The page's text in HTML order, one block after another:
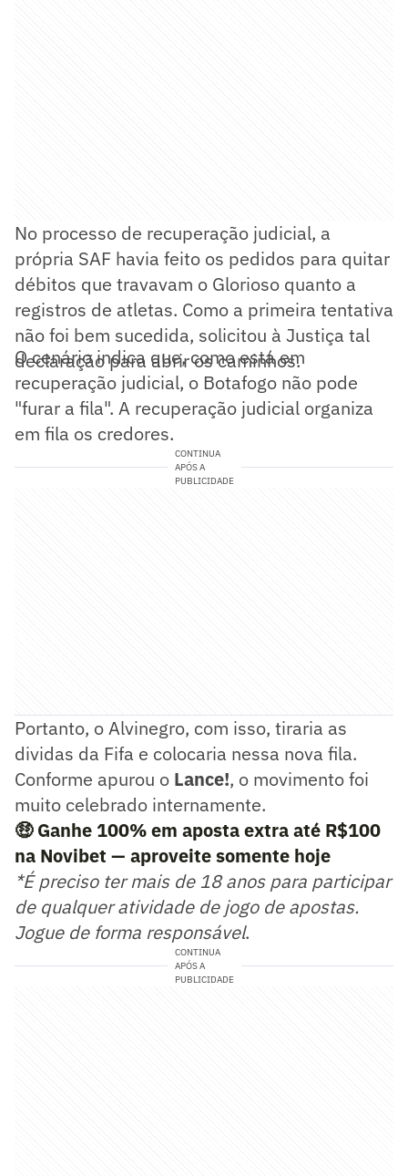
No processo de recuperação judicial, a
própria SAF havia feito os pedidos para quitar
débitos que travavam o Glorioso quanto a
registros de atletas. Como a primeira tentativa
não foi bem sucedida, solicitou à Justiça tal
declaração para abrir os caminhos.
O cenário indica que, como está em
recuperação judicial, o Botafogo não pode
"furar a fila". A recuperação judicial organiza
em fila os credores.
CONTINUA
APÓS A
PUBLICIDADE
Portanto, o Alvinegro, com isso, tiraria as
dividas da Fifa e colocaria nessa nova fila.
Conforme apurou o Lance!, o movimento foi
muito celebrado internamente.
🤑Ganhe 100% em aposta extra até R$100
na Novibet — aproveite somente hoje
*É preciso ter mais de 18 anos para participar
de qualquer atividade de jogo de apostas.
Jogue de forma responsável.
CONTINUA
APÓS A
PUBLICIDADE